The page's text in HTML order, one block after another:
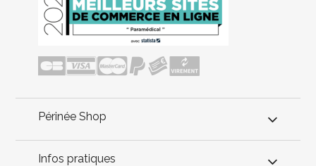
Périnée Shop
Infos pratiques